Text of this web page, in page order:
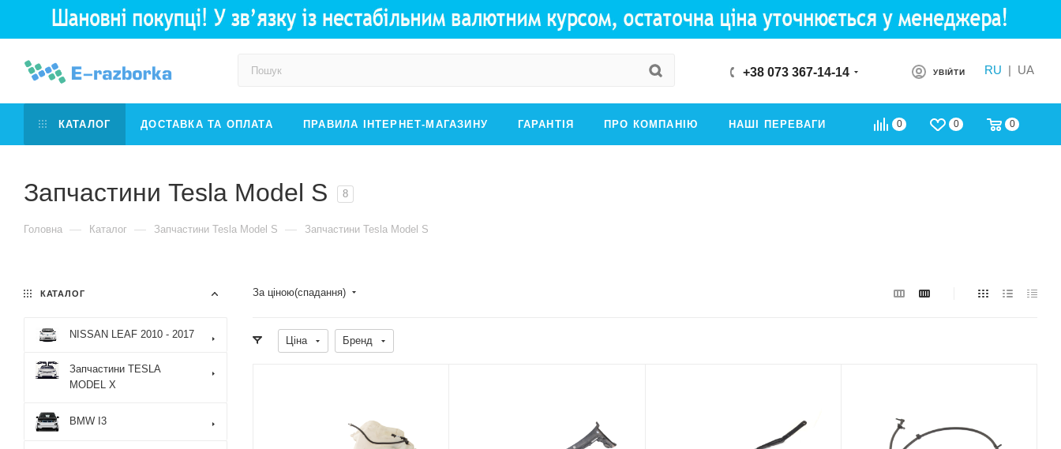
RU | UA
УВІЙТИ
+38 073 367-14-14
0 0 0
КАТАЛОГ ДОСТАВКА ТА ОПЛАТА ПРАВИЛА ІНТЕРНЕТ-МАГАЗИНУ ГАРАНТІЯ ПРО КОМПАНІЮ НАШІ ПЕРЕВАГИ
Запчастини Tesla Model S 8
Головна — Каталог — Запчастини Tesla Model S — Запчастини Tesla Model S
За ціною(спадання)
Ціна Бренд
КАТАЛОГ
NISSAN LEAF 2010 - 2017
Запчастини TESLA
MODEL X
BMW I3